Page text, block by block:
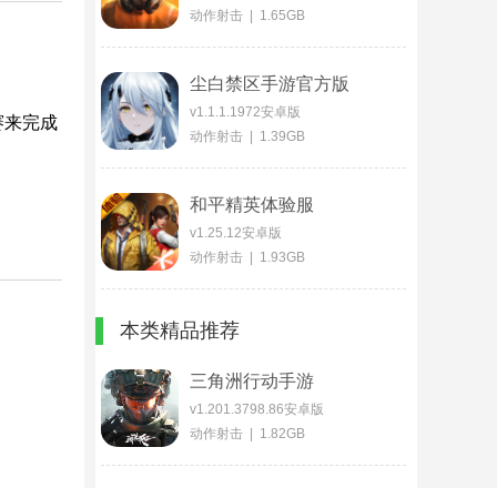
来完成
动作射击 | 1.65GB
尘白禁区手游官方版
v1.1.1.1972安卓版
动作射击 | 1.39GB
和平精英体验服
v1.25.12安卓版
动作射击 | 1.93GB
本类精品推荐
三角洲行动手游
v1.201.3798.86安卓版
动作射击 | 1.82GB